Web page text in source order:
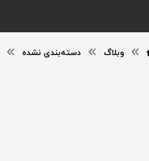
وبلاگ دسته‌بندی نشده